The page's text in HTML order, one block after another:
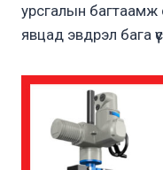
урсгалын багтаамж
явцад эвдрэл бага